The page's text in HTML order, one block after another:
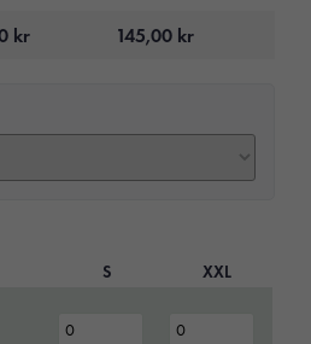
kr 145,00 kr
S XXL